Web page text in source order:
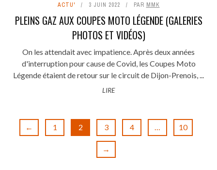
ACTU' 3 JUIN 2022 PAR MMK
PLEINS GAZ AUX COUPES MOTO LÉGENDE (GALERIES
PHOTOS ET VIDÉOS)
On les attendait avec impatience. Après deux années
d'interruption pour cause de Covid, les Coupes Moto
Légende étaient de retour sur le circuit de Dijon-Prenois, ...
LIRE
← 1 2 3 4 … 10
→